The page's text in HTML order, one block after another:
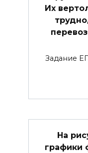
Их
Задание
На
графики